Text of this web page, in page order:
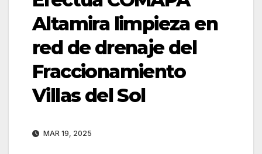
Altamira limpieza en
red de drenaje del
Fraccionamiento
Villas del Sol
MAR 19, 2025